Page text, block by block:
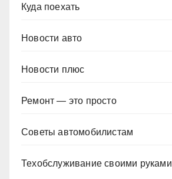
Куда поехать
Новости авто
Новости плюс
Ремонт — это просто
Советы автомобилистам
Техобслуживание своими руками